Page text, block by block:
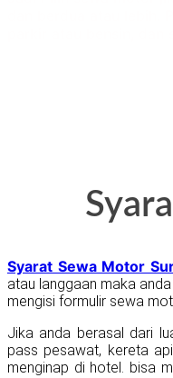
Syarat Sewa Motor
atau langgaan maka
mengisi formulir sewa
Jika anda berasal dari
pass pesawat, kereta
menginap di hotel. bisa